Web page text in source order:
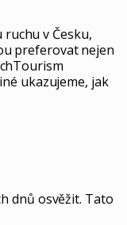
v Česku,
preferovat nejen
ukazujeme, jak
dnů osvěžit. Tato